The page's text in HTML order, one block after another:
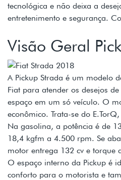
tecnológica e não deixa a
entretenimento e segurança.
Visão Geral
A Pickup Strada é um modelo
Fiat para atender os desejos
espaço em um só veículo. O
econômico. Trata-se do
Na gasolina, a potência é de
18,4 kgfm a 4.500 rpm. Se
motor entrega 132 cv e
O espaço interno da Pickup é
conforto para o motorista e